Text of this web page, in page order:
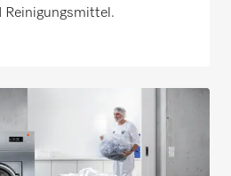
Reinigungsmittel.